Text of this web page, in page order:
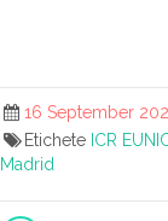
16 September
Etichete ICR
Madrid